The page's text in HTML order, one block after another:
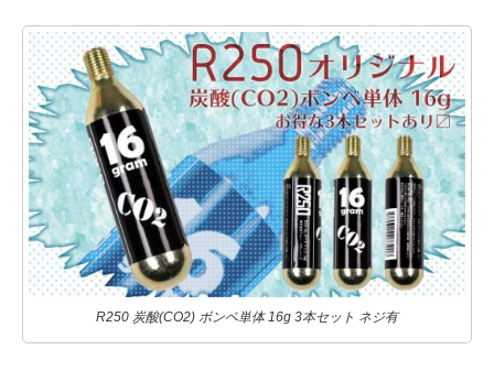
R250 炭酸(CO2) ボンベ単体 16g 3本セット ネジ有